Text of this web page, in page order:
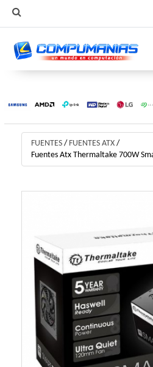
FUENTES / FUENTES ATX /
Fuentes Atx Thermaltake 700W